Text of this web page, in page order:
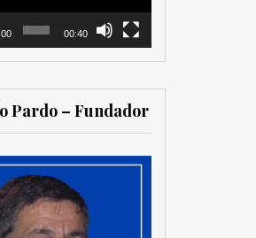
00:40
Pardo – Fundador